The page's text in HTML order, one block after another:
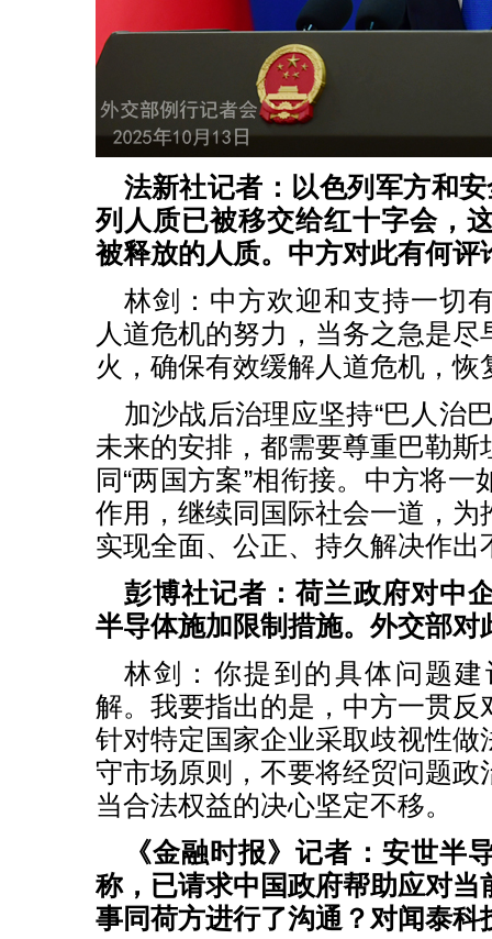
法新社记者：以色列军方和
列人质已被移交给红十字会，
被释放的人质。中方对此有何评
林剑：中方欢迎和支持一切
人道危机的努力，当务之急是
火，确保有效缓解人道危机，恢
加沙战后治理应坚持“巴人治
未来的安排，都需要尊重巴勒斯
同“两国方案”相衔接。中方将
作用，继续同国际社会一道，为
实现全面、公正、持久解决
彭博社记者：荷兰政府对中
半导体施加限制措施。外交部对
林剑：你提到的具体问题
解。我要指出的是，中方一贯反
针对特定国家企业采取歧视性做
守市场原则，不要将经贸问题政
当合法权益的决心坚定不移。
《金融时报》记者：安世半
称，已请求中国政府帮助应对当
事同荷方进行了沟通？对闻泰科